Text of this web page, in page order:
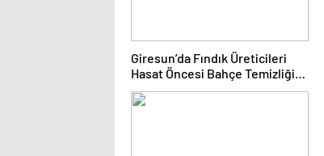
Giresun’da Fındık Üreticileri
Hasat Öncesi Bahçe Temizliği
İle Uğraşıyor